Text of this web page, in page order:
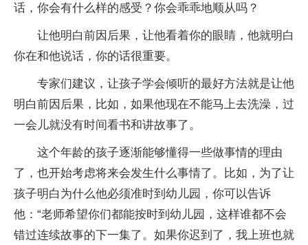
话，你会有什么样的感受？你会乖乖地顺从吗？
让他明白前因后果，让他看着你的眼睛，他就明白
你在和他说话，你的话很重要。
专家们建议，让孩子学会倾听的最好方法就是让他
明白前因后果，比如，如果他现在不能马上去洗澡，过
一会儿就没有时间看书和讲故事了。
这个年龄的孩子逐渐能够懂得一些做事情的理由
了，也开始考虑将来会发生什么事情了。比如，为了让
孩子明白为什么他必须准时到幼儿园，你可以告诉
他：“老师希望你们都能按时到幼儿园，这样谁都不会
错过连续故事的下一集了。如果你迟到了，我上班也就